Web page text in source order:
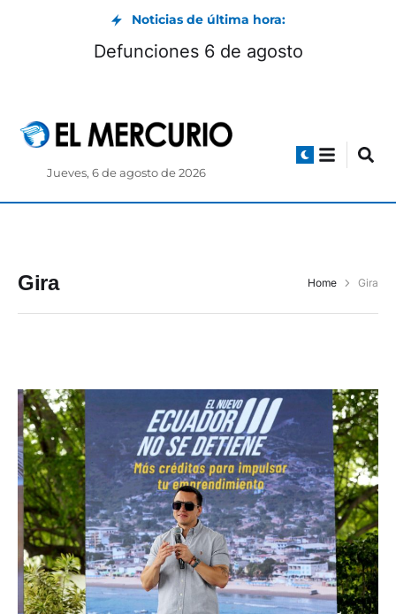
Noticias de última hora:
Defunciones 6 de agosto
Jueves, 6 de agosto de 2026
Gira Home Gira